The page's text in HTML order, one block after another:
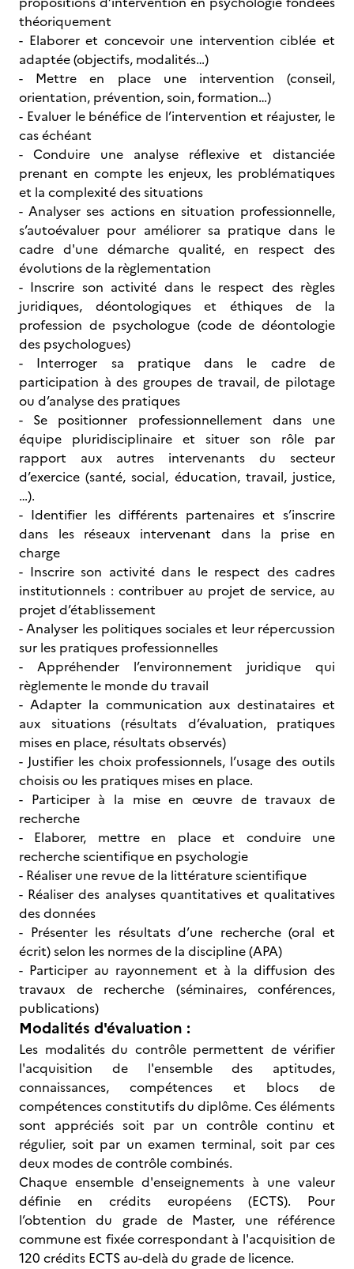
théoriquement
- Elaborer et concevoir une intervention ciblée et
adaptée (objectifs, modalités…)
- Mettre en place une intervention (conseil,
orientation, prévention, soin, formation…)
- Evaluer le bénéfice de l’intervention et réajuster, le
cas échéant
- Conduire une analyse réflexive et distanciée
prenant en compte les enjeux, les problématiques
et la complexité des situations
- Analyser ses actions en situation professionnelle,
s’autoévaluer pour améliorer sa pratique dans le
cadre d'une démarche qualité, en respect des
évolutions de la règlementation
- Inscrire son activité dans le respect des règles
juridiques, déontologiques et éthiques de la
profession de psychologue (code de déontologie
des psychologues)
- Interroger sa pratique dans le cadre de
participation à des groupes de travail, de pilotage
ou d’analyse des pratiques
- Se positionner professionnellement dans une
équipe pluridisciplinaire et situer son rôle par
rapport aux autres intervenants du secteur
d’exercice (santé, social, éducation, travail, justice,
…).
- Identifier les différents partenaires et s’inscrire
dans les réseaux intervenant dans la prise en
charge
- Inscrire son activité dans le respect des cadres
institutionnels : contribuer au projet de service, au
projet d’établissement
- Analyser les politiques sociales et leur répercussion
sur les pratiques professionnelles
- Appréhender l’environnement juridique qui
règlemente le monde du travail
- Adapter la communication aux destinataires et
aux situations (résultats d’évaluation, pratiques
mises en place, résultats observés)
- Justifier les choix professionnels, l’usage des outils
choisis ou les pratiques mises en place.
- Participer à la mise en œuvre de travaux de
recherche
- Elaborer, mettre en place et conduire une
recherche scientifique en psychologie
- Réaliser une revue de la littérature scientifique
- Réaliser des analyses quantitatives et qualitatives
des données
- Présenter les résultats d’une recherche (oral et
écrit) selon les normes de la discipline (APA)
- Participer au rayonnement et à la diffusion des
travaux de recherche (séminaires, conférences,
publications)
Modalités d'évaluation :
Les modalités du contrôle permettent de vérifier
l'acquisition de l'ensemble des aptitudes,
connaissances, compétences et blocs de
compétences constitutifs du diplôme. Ces éléments
sont appréciés soit par un contrôle continu et
régulier, soit par un examen terminal, soit par ces
deux modes de contrôle combinés.
Chaque ensemble d'enseignements à une valeur
définie en crédits européens (ECTS). Pour
l’obtention du grade de Master, une référence
commune est fixée correspondant à l'acquisition de
120 crédits ECTS au-delà du grade de licence.